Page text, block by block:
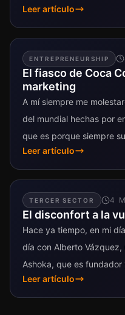
mundo. Dentro de
Leer artículo
ENTREPRENEURSHIP
El fiasco de Coca
marketing
A mí siempre me
del mundial hechas por
que es porque siempre
estaban «usando»...
Leer artículo
TERCER SECTOR 4
El disconfort a la
Hace ya tiempo, en mi
día con Alberto
Ashoka, que es
Asociación...
Leer artículo